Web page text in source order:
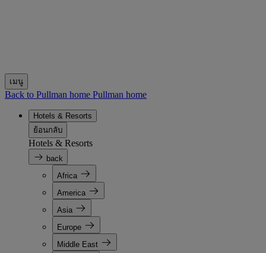
เมนู
Back to Pullman home Pullman home
Hotels & Resorts
ย้อนกลับ
Hotels & Resorts
back
Africa
America
Asia
Europe
Middle East